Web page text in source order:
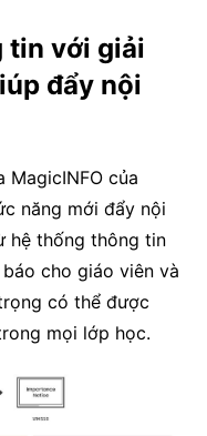
tin với giải
đẩy nội
MagicINFO của
năng mới đẩy nội
hệ thống thông tin
cho giáo viên và
có thể được
mọi lớp học.